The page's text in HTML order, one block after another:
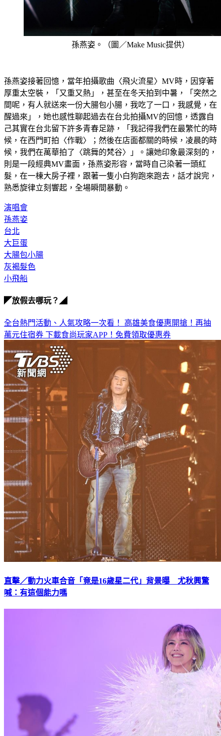
孫燕姿。（圖／Make Music提供）
孫燕姿接著回憶，當年拍攝歌曲〈飛火流星〉MV時，因穿著
厚重太空裝，「又重又熱」，甚至在冬天拍到中暑，「突然之
間呢，有人就送來一份大腸包小腸，我吃了一口，我感覺，在
醒過來」，她也感性聊起過去在台北拍攝MV的回憶，透露自
己其實在台北留下許多青春足跡，「我記得我們在最繁忙的時
候，在西門町拍〈作戰〉；然後在店面都關的時候，凌晨的時
候，我們在萬華拍了〈跳舞的梵谷〉」。讓她印象最深刻的，
則是一段經典MV畫面，孫燕姿形容，當時自己染著一頭紅
髮，在一棟大房子裡，跟著一隻小白狗跑來跑去，話才說完，
熟悉旋律立刻響起，全場瞬間暴動。
演唱會
孫燕姿
台北
大巨蛋
大腸包小腸
灰褐髮色
小飛船
◤放假去哪玩？◢
全台熱門活動、人氣攻略一次看！ 高雄美食優惠開搶！再抽
萬元住宿券 下載食尚玩家APP！免費領取優惠券
直擊／動力火車合音「竟是16歲星二代」背景曝 尤秋興驚
喊：有這個能力嗎